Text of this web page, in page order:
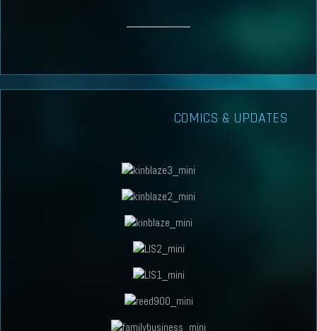
COMICS & UPDATES